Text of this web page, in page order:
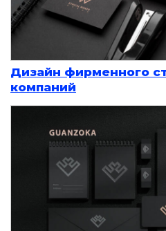
Дизайн фирменного
компаний